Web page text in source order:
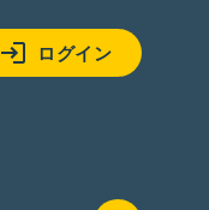
ログイン